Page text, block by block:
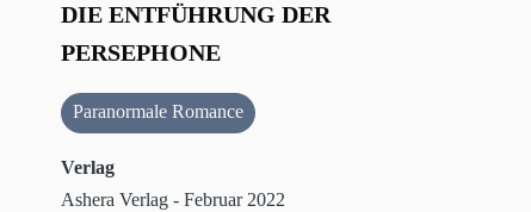
DIE ENTFÜHRUNG DER
PERSEPHONE
Paranormale Romance
Verlag
Ashera Verlag - Februar 2022